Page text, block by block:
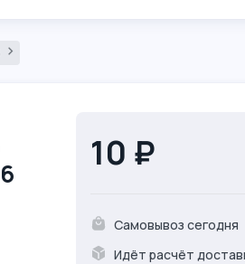
10 ₽
Самовывоз сегодня
Идёт расчёт